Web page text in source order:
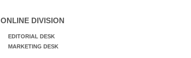
ONLINE DIVISION
EDITORIAL DESK
MARKETING DESK